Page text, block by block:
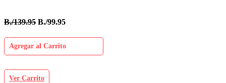
B./139.95 B./99.95
Agregar al Carrito
Ver Carrito